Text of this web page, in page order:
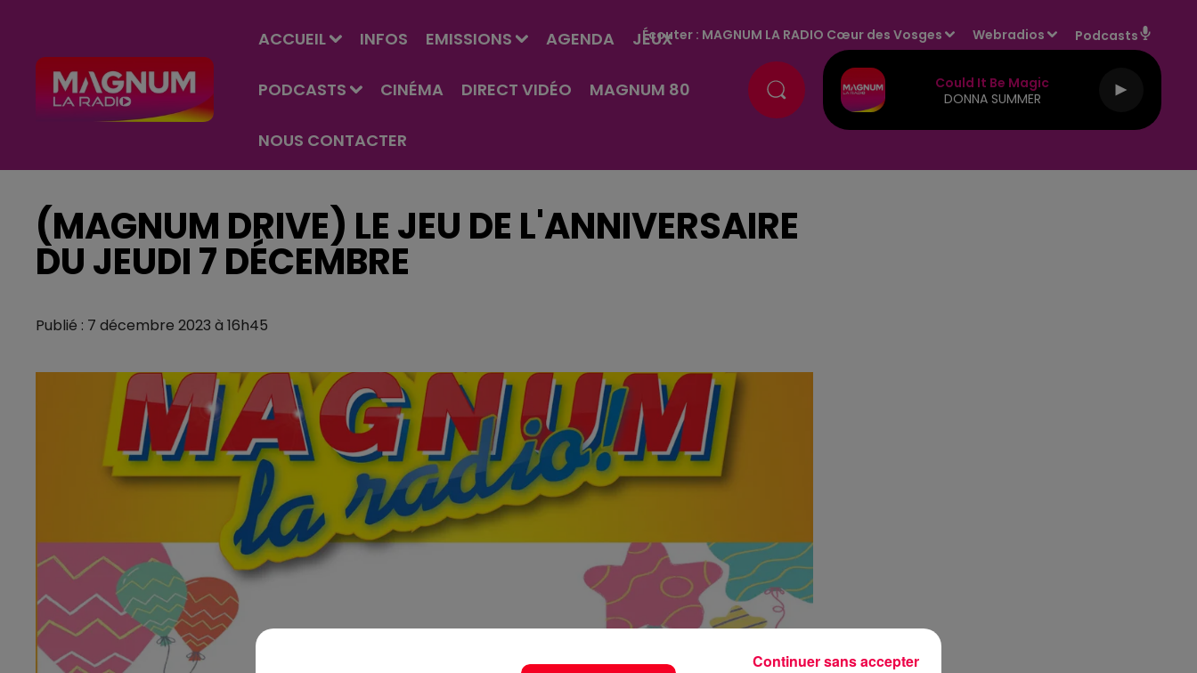
ACCUEIL INFOS EMISSIONS AGENDA JEUX
PODCASTS CINÉMA DIRECT VIDÉO MAGNUM 80
NOUS CONTACTER
Écouter : MAGNUM LA RADIO Cœur des Vosges Webradios Podcasts
Could It Be Magic
DONNA SUMMER
(MAGNUM DRIVE) LE JEU DE L'ANNIVERSAIRE
DU JEUDI 7 DÉCEMBRE
Publié : 7 décembre 2023 à 16h45
Continuer sans accepter